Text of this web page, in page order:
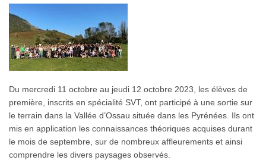
Du mercredi 11 octobre au jeudi 12 octobre 2023, les élèves de
première, inscrits en spécialité SVT, ont participé à une sortie sur
le terrain dans la Vallée d’Ossau située dans les Pyrénées. Ils ont
mis en application les connaissances théoriques acquises durant
le mois de septembre, sur de nombreux affleurements et ainsi
comprendre les divers paysages observés.